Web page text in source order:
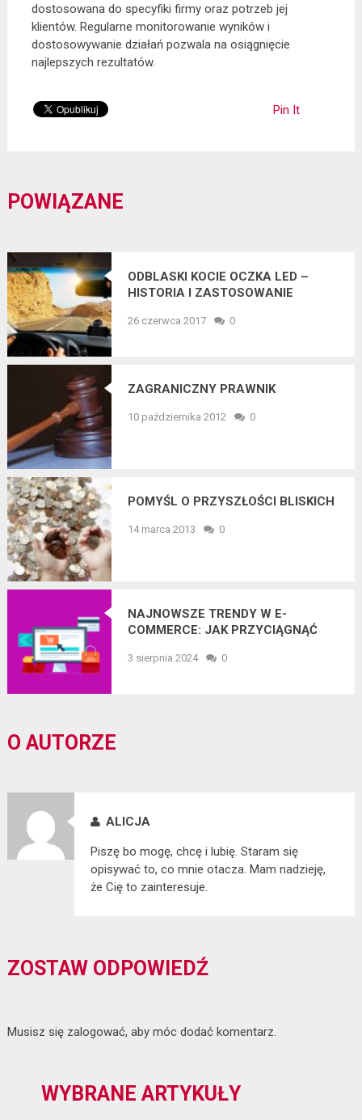
dostosowana do specyfiki firmy oraz potrzeb jej
klientów. Regularne monitorowanie wyników i
dostosowywanie działań pozwala na osiągnięcie
najlepszych rezultatów.
Pin It
POWIĄZANE
ODBLASKI KOCIE OCZKA LED –
HISTORIA I ZASTOSOWANIE
26 czerwca 2017 0
ZAGRANICZNY PRAWNIK
10 października 2012 0
POMYŚL O PRZYSZŁOŚCI BLISKICH
14 marca 2013 0
NAJNOWSZE TRENDY W E-
COMMERCE: JAK PRZYCIĄGNĄĆ
3 sierpnia 2024 0
O AUTORZE
ALICJA
Piszę bo mogę, chcę i lubię. Staram się
opisywać to, co mnie otacza. Mam nadzieję,
że Cię to zainteresuje.
ZOSTAW ODPOWIEDŹ
Musisz się zalogować, aby móc dodać komentarz.
WYBRANE ARTYKUŁY